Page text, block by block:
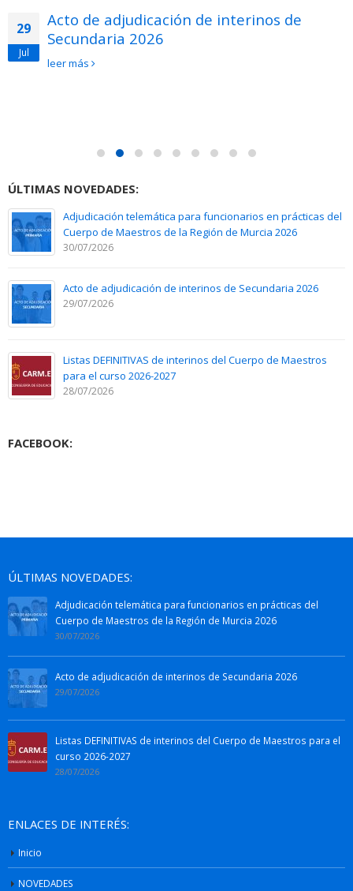
29
Jul
Acto de adjudicación de interinos de
Secundaria 2026
leer más
ÚLTIMAS NOVEDADES:
Adjudicación telemática para funcionarios en prácticas del
Cuerpo de Maestros de la Región de Murcia 2026
30/07/2026
Acto de adjudicación de interinos de Secundaria 2026
29/07/2026
Listas DEFINITIVAS de interinos del Cuerpo de Maestros
para el curso 2026-2027
28/07/2026
FACEBOOK:
ÚLTIMAS NOVEDADES:
Adjudicación telemática para funcionarios en prácticas del
Cuerpo de Maestros de la Región de Murcia 2026
30/07/2026
Acto de adjudicación de interinos de Secundaria 2026
29/07/2026
Listas DEFINITIVAS de interinos del Cuerpo de Maestros para el
curso 2026-2027
28/07/2026
ENLACES DE INTERÉS:
Inicio
NOVEDADES